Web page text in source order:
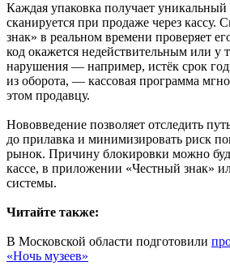
Каждая упаковка получает уникальный
сканируется при продаже через кассу.
знак» в реальном времени проверяет
код окажется недействительным или у
нарушения — например, истёк срок
из оборота, — кассовая программа
этом продавцу.
Нововведение позволяет отследить
до прилавка и минимизировать риск
рынок. Причину блокировки можно
кассе, в приложении «Честный знак»
системы.
Читайте также:
В Московской области подготовили
«Ночь музеев»